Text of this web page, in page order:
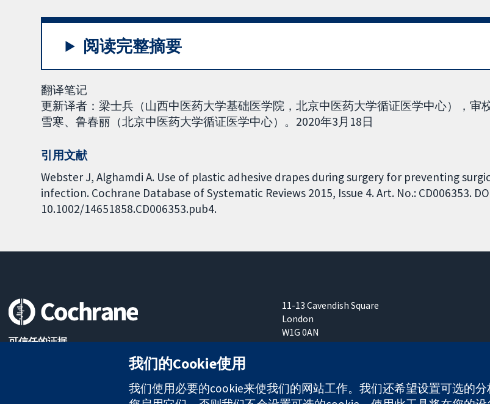
阅读完整摘要
翻译笔记
更新译者：梁士兵（山西中医药大学基础医学院，北京中医药大学循证医学中心），审
雪寒、鲁春丽（北京中医药大学循证医学中心）。2020年3月18日
引用文献
Webster J, Alghamdi A. Use of plastic adhesive drapes during surgery for preventing
infection. Cochrane Database of Systematic Reviews 2015, Issue 4. Art. No.: CD006353.
10.1002/14651858.CD006353.pub4.
可信任的证据
11-13 Cavendish Square
London
W1G 0AN
United Kingdom
我们的Cookie使用
我们使用必要的cookie来使我们的网站工作。我们还希望设置可选的